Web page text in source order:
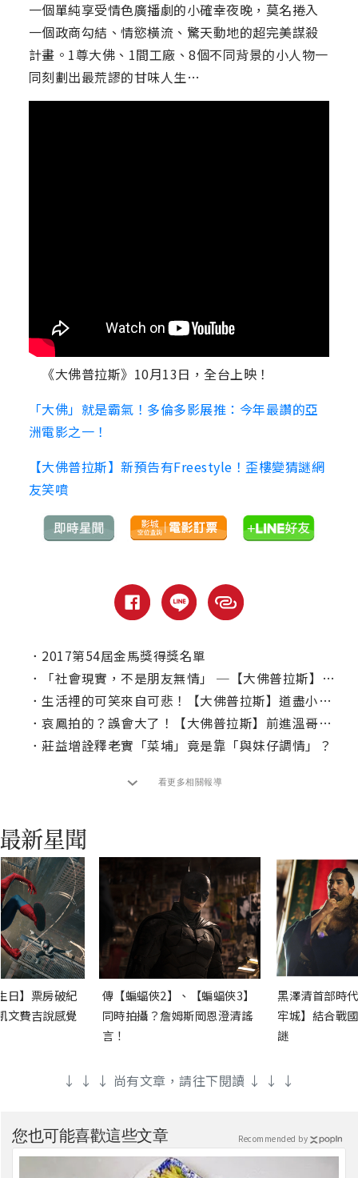
一個單純享受情色廣播劇的小確幸夜晚，莫名捲入
一個政商勾結、情慾橫流、驚天動地的超完美謀殺
計畫。1尊大佛、1間工廠、8個不同背景的小人物一
同刻劃出最荒謬的甘味人生…
《大佛普拉斯》10月13日，全台上映！
「大佛」就是霸氣！多倫多影展推：今年最讚的亞
洲電影之一！
【大佛普拉斯】新預告有Freestyle！歪樓變猜謎網
友笑噴
． 2017第54屆金馬獎得獎名單
．
「社會現實，不是朋友無情」 ─【大佛普拉斯】專訪
． 生活裡的可笑來自可悲！【大佛普拉斯】道盡小人物的甘味人生
． 哀鳳拍的？誤會大了！【大佛普拉斯】前進溫哥華影展
． 莊益增詮釋老實「菜埔」竟是靠「與妹仔調情」？
看更多相關報導
日】票房破紀
文費吉說感覺
傳【蝙蝠俠2】、【蝙蝠俠3】
同時拍攝？詹姆斯岡恩澄清謠
言！
黑澤清首部時
牢城】結合戰
謎
↓ ↓ ↓ 尚有文章，請往下閱讀 ↓ ↓ ↓
您也可能喜歡這些文章 Recommended by